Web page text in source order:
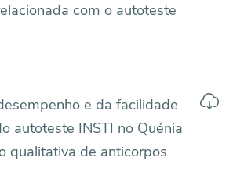
com o autoteste
e da facilidade
autoteste INSTI no Quénia
qualitativa de anticorpos